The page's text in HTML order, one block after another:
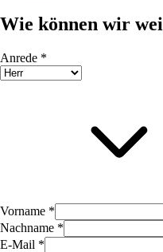
Wie können wir
Anrede *
Vorname *
Nachname *
E-Mail *